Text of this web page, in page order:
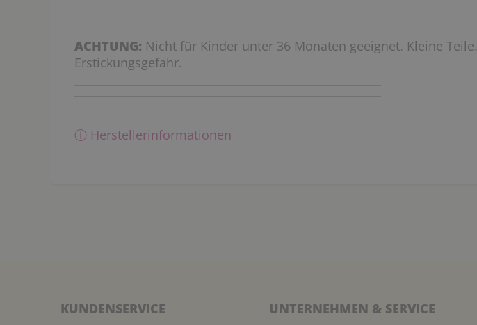
ACHTUNG: Nicht für Kinder unter 36 Monaten geeignet. Kleine Teile.
Erstickungsgefahr.
ⓘ Herstellerinformationen
KUNDENSERVICE
UNTERNEHMEN & SERVICE